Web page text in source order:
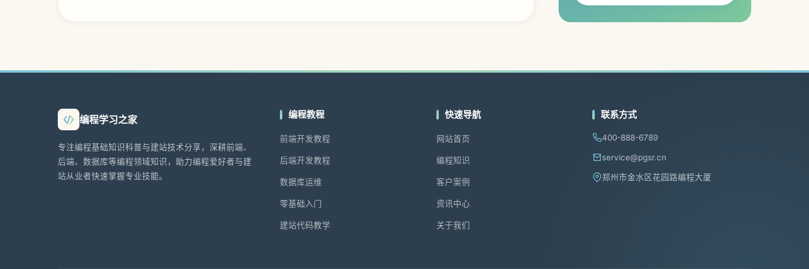
编程学习之家
专注编程基础知识科普与建站技术分享，深耕前端、
后端、数据库等编程领域知识，助力编程爱好者与建
站从业者快速掌握专业技能。
编程教程
前端开发教程
后端开发教程
数据库运维
零基础入门
建站代码教学
快速导航
网站首页
编程知识
客户案例
资讯中心
关于我们
联系方式
400-888-6789
service@pgsr.cn
郑州市金水区花园路编程大厦